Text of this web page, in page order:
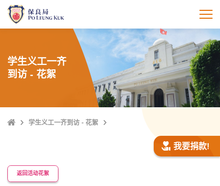
打
学生义工一齐
到访 - 花絮
Home学生义工一齐到访 - 花絮
我要捐款!
返回活动花絮